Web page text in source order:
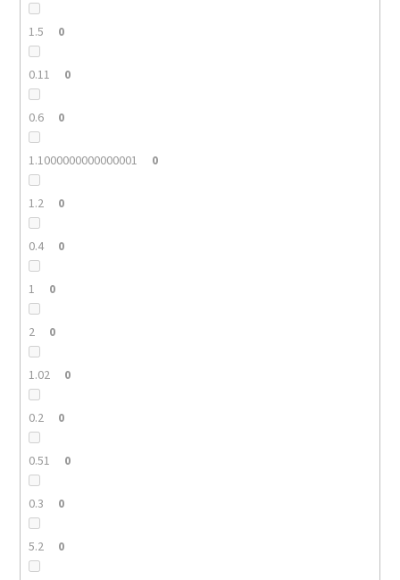
1.5 0
0.11 0
0.6 0
1.1000000000000001 0
1.2 0
0.4 0
1 0
2 0
1.02 0
0.2 0
0.51 0
0.3 0
5.2 0